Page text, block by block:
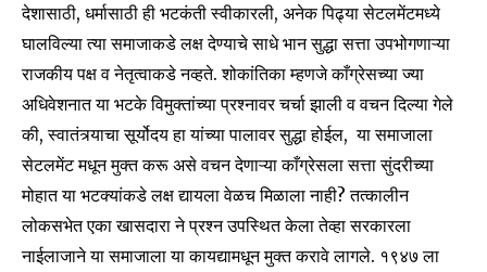
देशासाठी, धर्मासाठी ही भटकंती स्वीकारली, अनेक पिढ्या सेटलमेंटमध्ये
घालविल्या त्या समाजाकडे लक्ष देण्याचे साधे भान सुद्धा सत्ता उपभोगणाऱ्या
राजकीय पक्ष व नेतृत्वाकडे नव्हते. शोकांतिका म्हणजे काँग्रेसच्या ज्या
अधिवेशनात या भटके विमुक्तांच्या प्रश्नावर चर्चा झाली व वचन दिल्या गेले
की, स्वातंत्र्याचा सूर्योदय हा यांच्या पालावर सुद्धा होईल, या समाजाला
सेटलमेंट मधून मुक्त करू असे वचन देणाऱ्या काँग्रेसला सत्ता सुंदरीच्या
मोहात या भटक्यांकडे लक्ष द्यायला वेळच मिळाला नाही? तत्कालीन
लोकसभेत एका खासदारा ने प्रश्न उपस्थित केला तेव्हा सरकारला
नाईलाजाने या समाजाला या कायद्यामधून मुक्त करावे लागले. १९४७ ला